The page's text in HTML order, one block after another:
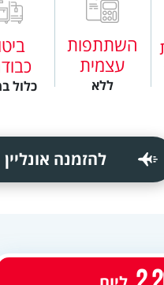
השתתפות
עצמית
ללא כלול
להזמנה אונליין